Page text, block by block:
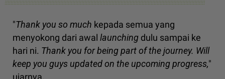
"Thank you so much kepada semua yang
menyokong dari awal launching dulu sampai ke
hari ni. Thank you for being part of the journey. Will
keep you guys updated on the upcoming progress,"
ujarnya.